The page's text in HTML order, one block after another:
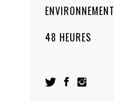
ENVIRONNEMENT
48 HEURES